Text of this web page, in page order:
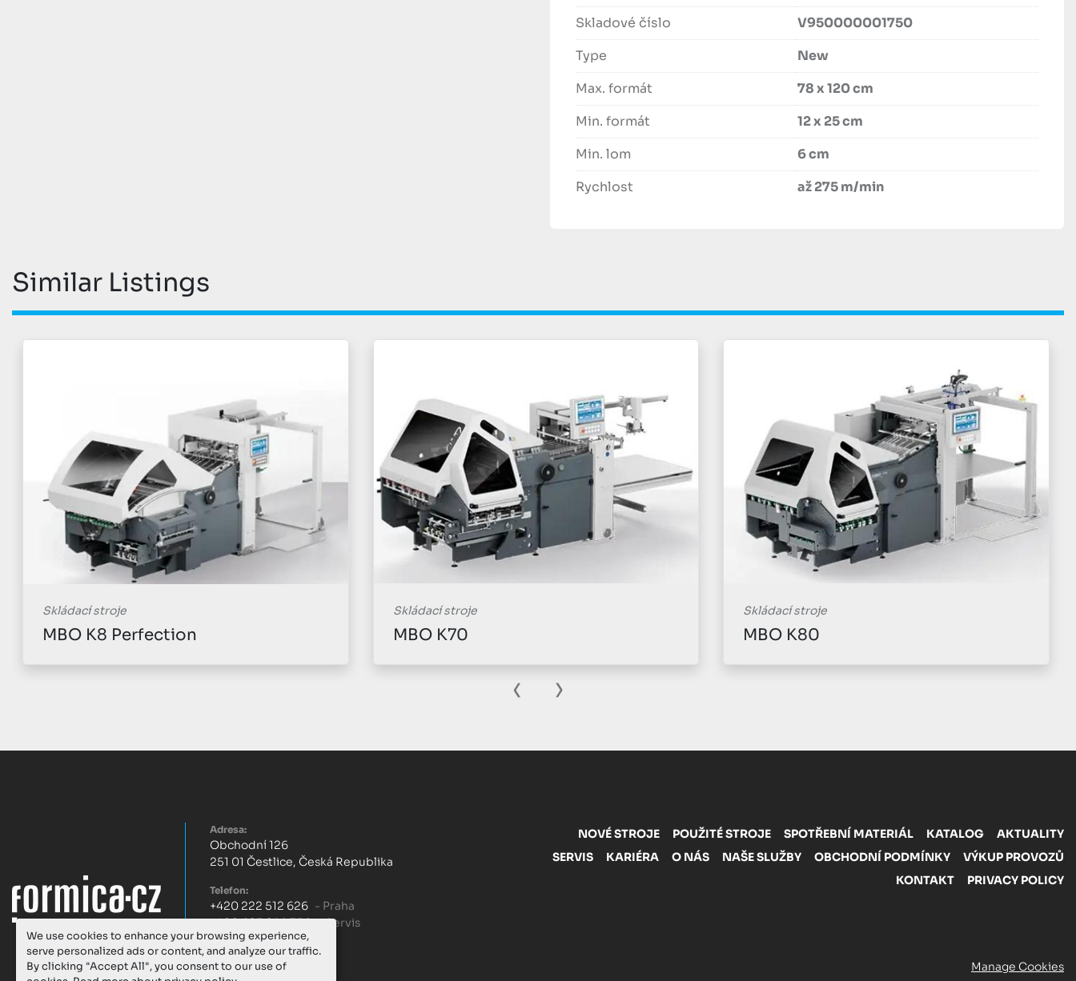
We use cookies to enhance your browsing experience,
serve personalized ads or content, and analyze our traffic.
By clicking "Accept All", you consent to our use of
Skladové číslo
V950000001750
Type
New
Max. formát
78 x 120 cm
Min. formát
12 x 25 cm
Min. lom
6 cm
Rychlost
až 275 m/min
Similar Listings
Skládací stroje
MBO K70
Skládací stroje
MBO K80
Skládací stroje
MBO T960 Perfection
‹ ›
Adresa:
Obchodní 126
251 01 Čestlice, Česká Republika
Telefon:
+420 222 512 626 - Praha
+420 603 299 756 - Servis
E-mail:
praha@formica-cz.cz
NOVÉ STROJE POUŽITÉ STROJE SPOTŘEBNÍ MATERIÁL KATALOG
AKTUALITY
SERVIS
KARIÉRA O NÁS NAŠE SLUŽBY OBCHODNÍ PODMÍNKY
VÝKUP PROVOZŮ
KONTAKT
PRIVACY POLICY
Manage Cookies